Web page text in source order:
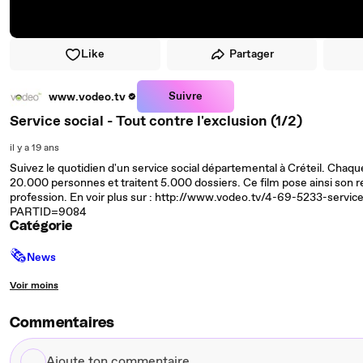
Like Partager
www.vodeo.tv Suivre
Service social - Tout contre l'exclusion (1/2)
il y a 19 ans
Suivez le quotidien d'un service social départemental à Créteil.
20.000 personnes et traitent 5.000 dossiers. Ce film pose ainsi son
profession. En voir plus sur : http://www.vodeo.tv/4-69-5233-
PARTID=9084
Catégorie
🗞News
Voir moins
Commentaires